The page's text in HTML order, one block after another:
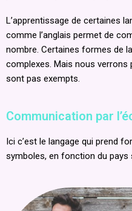
L’apprentissage de certaines
comme l’anglais permet de
nombre. Certaines formes de
complexes. Mais nous verrons
sont pas exempts.
Communication par
Ici c’est le langage qui prend
symboles, en fonction du pays